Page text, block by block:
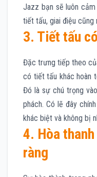
Jazz bạn sẽ luôn
tiết tấu, giai điệu cũng
3. Tiết tấu
Đặc trưng tiếp theo
có tiết tấu khác hoàn
Đó là sự chú trọng
phách. Có lẽ đây
khác biệt và không bị
4. Hòa
ràng